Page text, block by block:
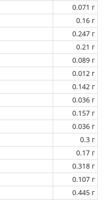
0.071 г
0.16 г
0.247 г
0.21 г
0.089 г
0.012 г
0.142 г
0.036 г
0.157 г
0.036 г
0.3 г
0.17 г
0.318 г
0.107 г
0.445 г